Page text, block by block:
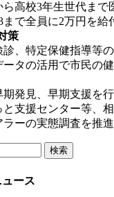
ら高校3年生世代まで
で全員に2万円を給
策
診、特定保健指導等
ータの活用で市民の
期発見、早期支援を
と支援センター等、
ーの実態調査を推進
ース